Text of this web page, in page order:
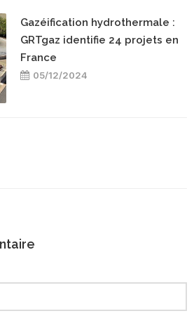
Gazéification hydrothermale :
GRTgaz identifie 24 projets en
France
05/12/2024